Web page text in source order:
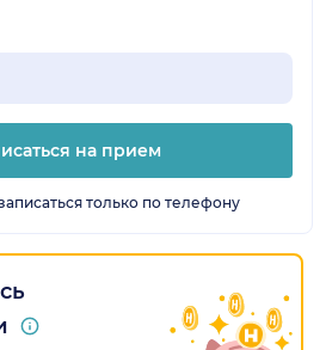
на прием
только по телефону